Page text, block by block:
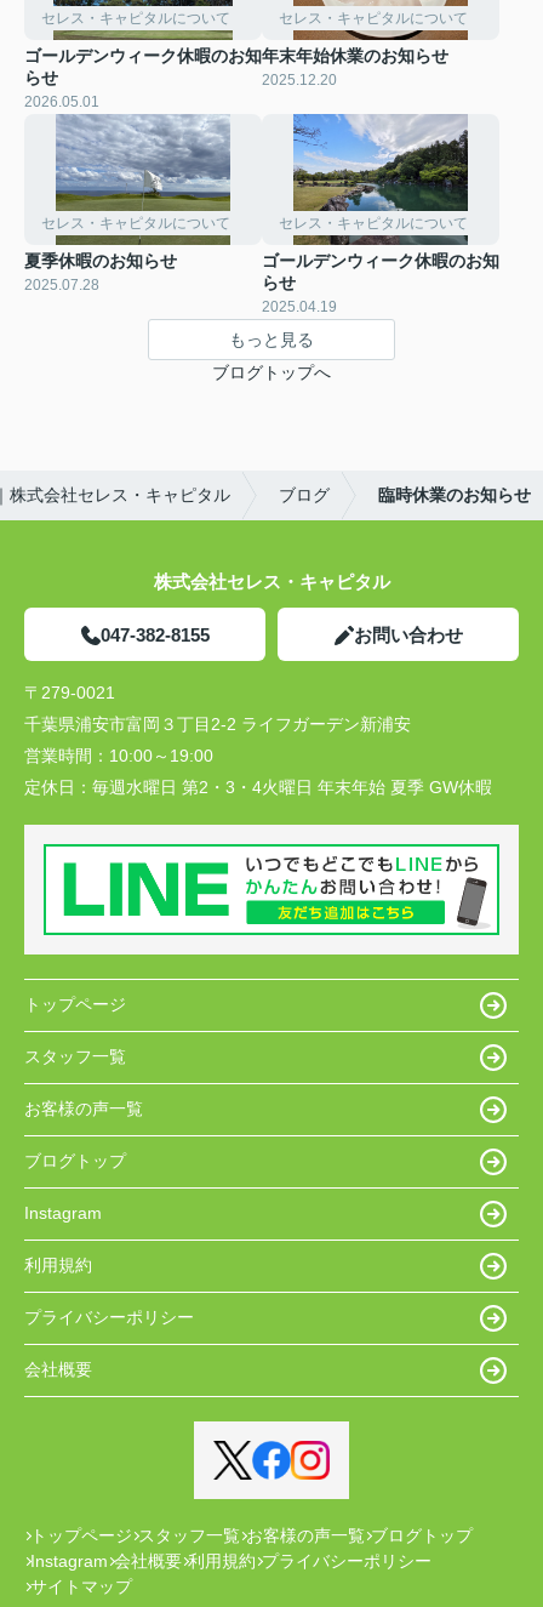
セレス・キャピタルについて
ゴールデンウィーク休暇のお知
らせ
2026.05.01
セレス・キャピタルについて
年末年始休業のお知らせ
2025.12.20
セレス・キャピタルについて
夏季休暇のお知らせ
2025.07.28
セレス・キャピタルについて
ゴールデンウィーク休暇のお知
らせ
2025.04.19
もっと見る
ブログトップへ
株式会社セレス・キャピタル ブログ 臨時休業のお知らせ
株式会社セレス・キャピタル
047-382-8155 お問い合わせ
〒279-0021
千葉県浦安市富岡３丁目2-2 ライフガーデン新浦安
営業時間： 10:00～19:00
定休日： 毎週水曜日 第2・3・4火曜日 年末年始 夏季 GW休暇
トップページ
スタッフ一覧
お客様の声一覧
ブログトップ
Instagram
利用規約
プライバシーポリシー
会社概要
トップページ スタッフ一覧 お客様の声一覧 ブログトップ
Instagram 会社概要 利用規約 プライバシーポリシー
サイトマップ